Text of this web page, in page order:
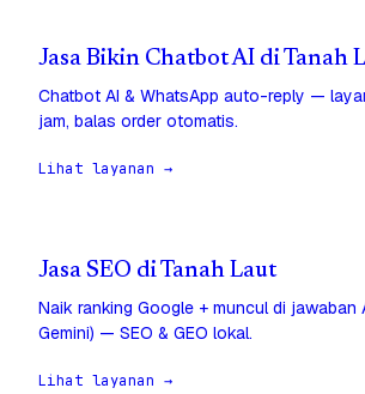
Jasa Bikin Chatbot AI di Tanah
Chatbot AI & WhatsApp auto-reply —
jam, balas order otomatis.
Lihat layanan →
Jasa SEO di Tanah Laut
Naik ranking Google + muncul di jawaban
Gemini) — SEO & GEO lokal.
Lihat layanan →